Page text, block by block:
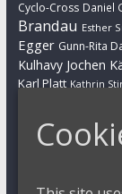
Cyclo-Cross Daniel
Brandau Esther
Egger Gunn-Rita
Kulhavy Jochen
Karl Platt Kathrin
Kaufmann